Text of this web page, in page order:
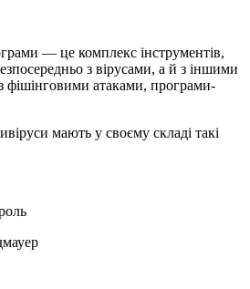
— це комплекс інструментів,
з вірусами, а й з іншими
фішінговими атаками, програми-
мають у своєму складі такі